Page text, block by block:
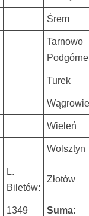
Śrem
Tarnowo
Podgórne
Turek
Wieleń
Wolsztyn
L.
Biletów:
Złotów
1349 Suma: